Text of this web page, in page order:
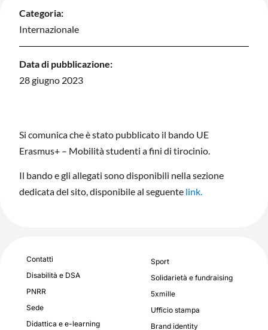
Categoria:
Internazionale
Data di pubblicazione:
28 giugno 2023
Si comunica che è stato pubblicato il bando UE
Erasmus+ – Mobilità studenti a fini di tirocinio.
Il bando e gli allegati sono disponibili nella sezione
dedicata del sito, disponibile al seguente link.
Contatti
Disabilità e DSA
PNRR
Sede
Didattica e e-learning
Sport
Solidarietà e fundraising
5xmille
Ufficio stampa
Brand identity